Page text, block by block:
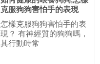
克服狗狗害怕手的表現
怎樣克服狗狗害怕手的表
現？ 有神經質的狗狗嗎，
其行動時常